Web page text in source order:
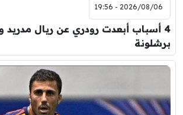
2026/08/06 - 19:56
4 أسباب أبعدت رودري عن ريال مدريد
برشلونة